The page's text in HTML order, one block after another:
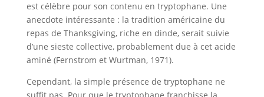
est célèbre pour son contenu en tryptophane. Une
anecdote intéressante : la tradition américaine du
repas de Thanksgiving, riche en dinde, serait suivie
d’une sieste collective, probablement due à cet acide
aminé (Fernstrom et Wurtman, 1971).
Cependant, la simple présence de tryptophane ne